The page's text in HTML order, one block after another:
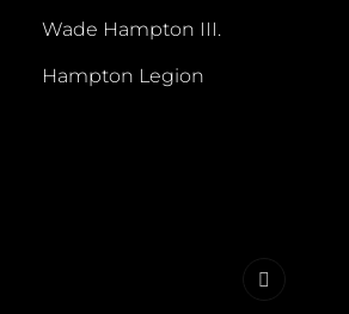
Wade Hampton III.
Hampton Legion